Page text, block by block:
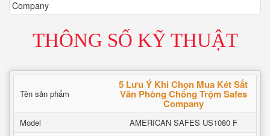
THÔNG SỐ KỸ THUẬT
Tên sản phẩm
5 Lưu Ý Khi Chọn Mua Két Sắt
Văn Phòng Chống Trộm Safes
Company
Model
AMERICAN SAFES US1080 F